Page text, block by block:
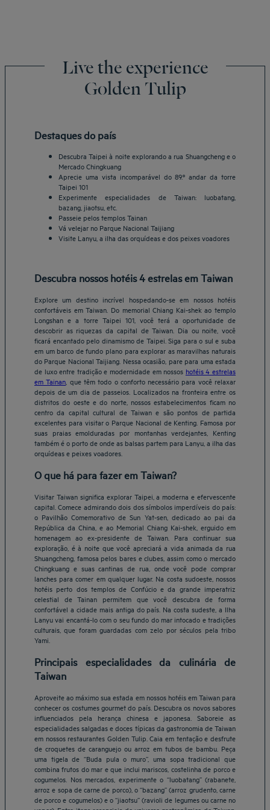
Live the experience
Golden Tulip
Destaques do país
Descubra Taipei à noite explorando a rua Shuangcheng e o
Mercado Chingkuang
Aprecie uma vista incomparável do 89.º andar da torre
Taipei 101
Experimente especialidades de Taiwan: luobatang,
bazang, jiaotsu, etc.
Passeie pelos templos Tainan
Vá velejar no Parque Nacional Taijiang
Visite Lanyu, a ilha das orquídeas e dos peixes voadores
Descubra nossos hotéis 4 estrelas em Taiwan
Explore um destino incrível hospedando-se em nossos hotéis
confortáveis em Taiwan. Do memorial Chiang Kai-shek ao templo
Longshan e a torre Taipei 101, você terá a oportunidade de
descobrir as riquezas da capital de Taiwan. Dia ou noite, você
ficará encantado pelo dinamismo de Taipei. Siga para o sul e suba
em um barco de fundo plano para explorar as maravilhas naturais
do Parque Nacional Taijiang. Nessa ocasião, pare para uma estada
de luxo entre tradição e modernidade em nossos hotéis 4 estrelas
em Tainan , que têm todo o conforto necessário para você relaxar
depois de um dia de passeios. Localizados na fronteira entre os
distritos do oeste e do norte, nossos estabelecimentos ficam no
centro da capital cultural de Taiwan e são pontos de partida
excelentes para visitar o Parque Nacional de Kenting. Famosa por
suas praias emolduradas por montanhas verdejantes, Kenting
também é o porto de onde as balsas partem para Lanyu, a ilha das
orquídeas e peixes voadores.
O que há para fazer em Taiwan?
Visitar Taiwan significa explorar Taipei, a moderna e efervescente
capital. Comece admirando dois dos símbolos imperdíveis do país:
o Pavilhão Comemorativo de Sun Yat-sen, dedicado ao pai da
República da China, e ao Memorial Chiang Kai-shek, erguido em
homenagem ao ex-presidente de Taiwan. Para continuar sua
exploração, é à noite que você apreciará a vida animada da rua
Shuangcheng, famosa pelos bares e clubes, assim como o mercado
Chingkuang e suas cantinas de rua, onde você pode comprar
lanches para comer em qualquer lugar. Na costa sudoeste, nossos
hotéis perto dos templos de Confúcio e da grande imperatriz
celestial de Tainan permitem que você descubra de forma
confortável a cidade mais antiga do país. Na costa sudeste, a Ilha
Lanyu vai encantá-lo com o seu fundo do mar intocado e tradições
culturais, que foram guardadas com zelo por séculos pela tribo
Yami.
Principais especialidades da culinária de
Taiwan
Aproveite ao máximo sua estada em nossos hotéis em Taiwan para
conhecer os costumes gourmet do país. Descubra os novos sabores
influenciados pela herança chinesa e japonesa. Saboreie as
especialidades salgadas e doces típicas da gastronomia de Taiwan
em nossos restaurantes Golden Tulip. Caia em tentação e desfrute
de croquetes de caranguejo ou arroz em tubos de bambu. Peça
uma tigela de “Buda pula o muro”, uma sopa tradicional que
combina frutos do mar e que inclui mariscos, costelinha de porco e
cogumelos. Nos mercados, experimente o “luobatang” (rabanete,
arroz e sopa de carne de porco), o “bazang” (arroz grudento, carne
de porco e cogumelos) e o “jiaotsu” (ravioli de legumes ou carne no
Belo Horizonte Hotéis
Brasília Hotéis
Braga Hotéis